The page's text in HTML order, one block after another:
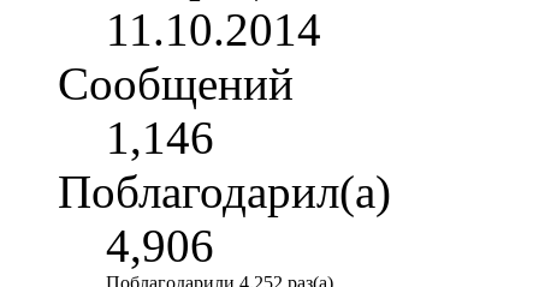
11.10.2014
Сообщений
1,146
Поблагодарил(а)
4,906